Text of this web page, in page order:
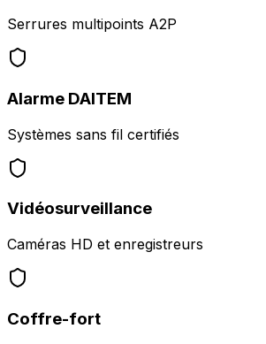
Serrures multipoints A2P
Alarme DAITEM
Systèmes sans fil certifiés
Vidéosurveillance
Caméras HD et enregistreurs
Coffre-fort